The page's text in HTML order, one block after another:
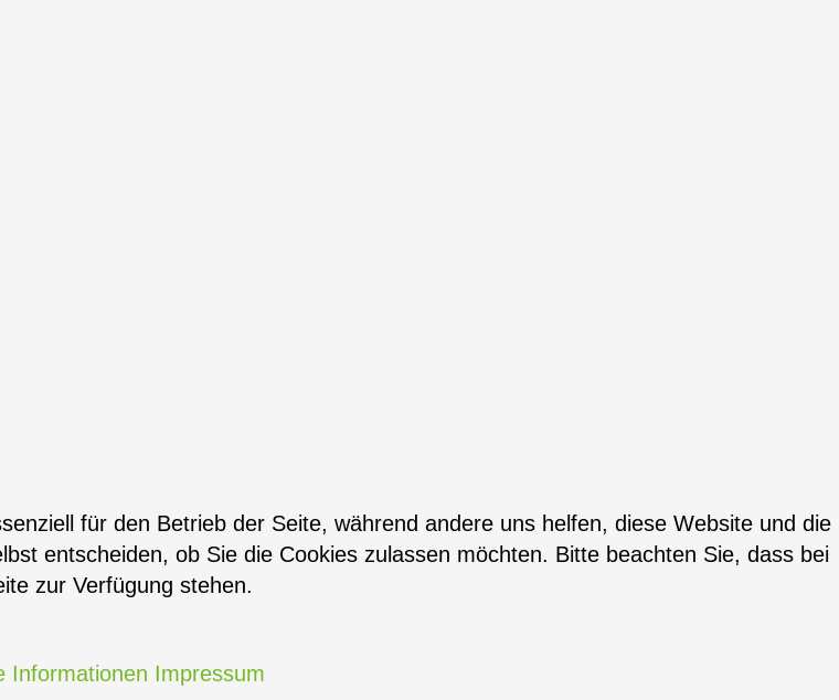
für den Betrieb der Seite, während andere uns helfen, diese Website und die
entscheiden, ob Sie die Cookies zulassen möchten. Bitte beachten Sie, dass bei
zur Verfügung stehen.
Informationen Impressum